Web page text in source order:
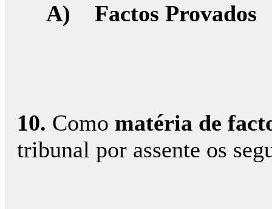
A) Factos Provados
10. Como matéria de
tribunal por assente os